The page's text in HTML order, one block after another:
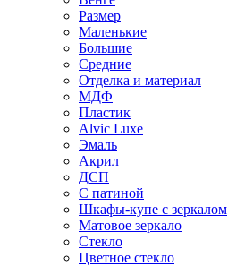
Размер
Маленькие
Большие
Средние
Отделка и материал
МДФ
Пластик
Alvic Luxe
Эмаль
Акрил
ДСП
С патиной
Шкафы-купе с зеркалом
Матовое зеркало
Стекло
Цветное стекло